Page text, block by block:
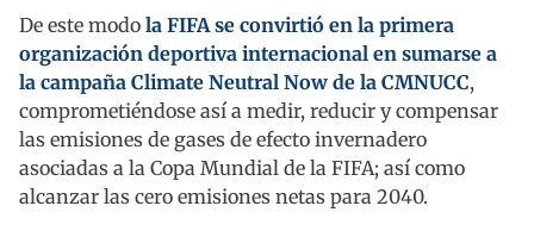
De este modo la FIFA se convirtió en la primera
organización deportiva internacional en sumarse a
la campaña Climate Neutral Now de la CMNUCC,
comprometiéndose así a medir, reducir y compensar
las emisiones de gases de efecto invernadero
asociadas a la Copa Mundial de la FIFA; así como
alcanzar las cero emisiones netas para 2040.